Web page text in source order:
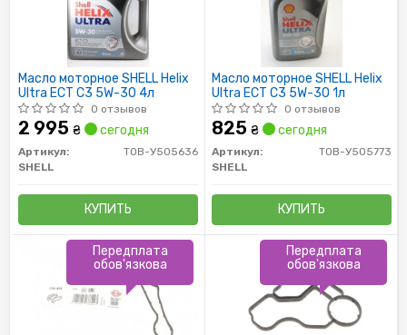
Масло моторное SHELL Helix
Ultra ECT C3 5W-30 4л
0 отзывов
2 995 ₴ сегодня
Артикул:
ТОВ-У505636
SHELL
КУПИТЬ
Масло моторное SHELL Helix
Ultra ECT C3 5W-30 1л
0 отзывов
825 ₴ сегодня
Артикул:
ТОВ-У505773
SHELL
КУПИТЬ
Передплата
обов'язкова
Передплата
обов'язкова